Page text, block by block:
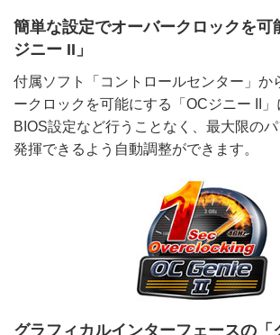
簡単な設定でオーバークロックを可
ジニー II」
付属ソフト「コントロールセンター」か
ークロックを可能にする「OCジニー II
BIOS設定など行うことなく、最大限の
発揮できるよう自動調整ができます。
グラフィカルインターフェースの「